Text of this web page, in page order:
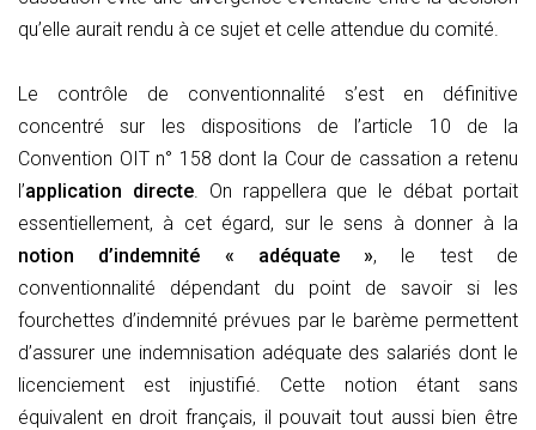
qu’elle aurait rendu à ce sujet et celle attendue du comité.
Le contrôle de conventionnalité s’est en définitive
concentré sur les dispositions de l’article 10 de la
Convention OIT n° 158 dont la Cour de cassation a retenu
l’application directe. On rappellera que le débat portait
essentiellement, à cet égard, sur le sens à donner à la
notion d’indemnité « adéquate », le test de
conventionnalité dépendant du point de savoir si les
fourchettes d’indemnité prévues par le barème permettent
d’assurer une indemnisation adéquate des salariés dont le
licenciement est injustifié. Cette notion étant sans
équivalent en droit français, il pouvait tout aussi bien être